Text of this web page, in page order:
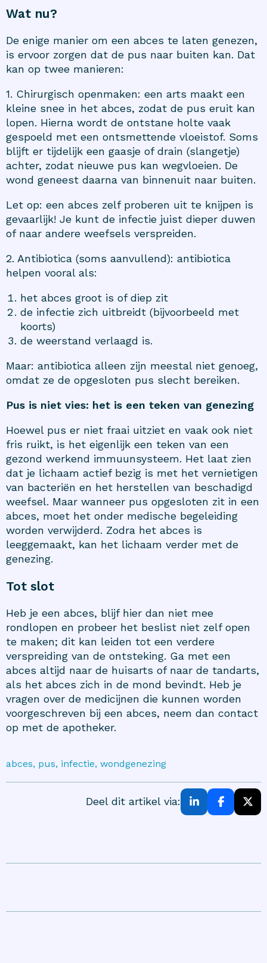
Wat nu?
De enige manier om een abces te laten genezen,
is ervoor zorgen dat de pus naar buiten kan. Dat
kan op twee manieren:
1. Chirurgisch openmaken: een arts maakt een
kleine snee in het abces, zodat de pus eruit kan
lopen. Hierna wordt de ontstane holte vaak
gespoeld met een ontsmettende vloeistof. Soms
blijft er tijdelijk een gaasje of drain (slangetje)
achter, zodat nieuwe pus kan wegvloeien. De
wond geneest daarna van binnenuit naar buiten.
Let op: een abces zelf proberen uit te knijpen is
gevaarlijk! Je kunt de infectie juist dieper duwen
of naar andere weefsels verspreiden.
2. Antibiotica (soms aanvullend): antibiotica
helpen vooral als:
het abces groot is of diep zit
de infectie zich uitbreidt (bijvoorbeeld met
koorts)
de weerstand verlaagd is.
Maar: antibiotica alleen zijn meestal niet genoeg,
omdat ze de opgesloten pus slecht bereiken.
Pus is niet vies: het is een teken van genezing
Hoewel pus er niet fraai uitziet en vaak ook niet
fris ruikt, is het eigenlijk een teken van een
gezond werkend immuunsysteem. Het laat zien
dat je lichaam actief bezig is met het vernietigen
van bacteriën en het herstellen van beschadigd
weefsel. Maar wanneer pus opgesloten zit in een
abces, moet het onder medische begeleiding
worden verwijderd. Zodra het abces is
leeggemaakt, kan het lichaam verder met de
genezing.
Tot slot
Heb je een abces, blijf hier dan niet mee
rondlopen en probeer het beslist niet zelf open
te maken; dit kan leiden tot een verdere
verspreiding van de ontsteking. Ga met een
abces altijd naar de huisarts of naar de tandarts,
als het abces zich in de mond bevindt. Heb je
vragen over de medicijnen die kunnen worden
voorgeschreven bij een abces, neem dan contact
op met de apotheker.
abces, pus, infectie, wondgenezing
Deel dit artikel via: